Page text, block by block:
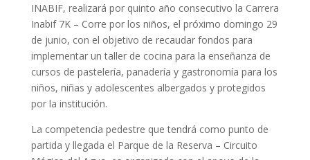
INABIF, realizará por quinto año consecutivo la Carrera
Inabif 7K – Corre por los niños, el próximo domingo 29
de junio, con el objetivo de recaudar fondos para
implementar un taller de cocina para la enseñanza de
cursos de pastelería, panadería y gastronomía para los
niños, niñas y adolescentes albergados y protegidos
por la institución.
La competencia pedestre que tendrá como punto de
partida y llegada el Parque de la Reserva – Circuito